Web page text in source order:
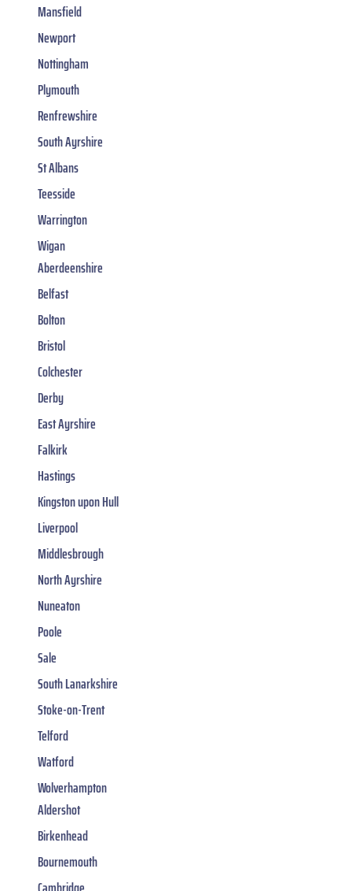
Mansfield
Newport
Nottingham
Plymouth
Renfrewshire
South Ayrshire
St Albans
Teesside
Warrington
Wigan
Aberdeenshire
Belfast
Bolton
Bristol
Colchester
Derby
East Ayrshire
Falkirk
Hastings
Kingston upon Hull
Liverpool
Middlesbrough
North Ayrshire
Nuneaton
Poole
Sale
South Lanarkshire
Stoke-on-Trent
Telford
Watford
Wolverhampton
Aldershot
Birkenhead
Bournemouth